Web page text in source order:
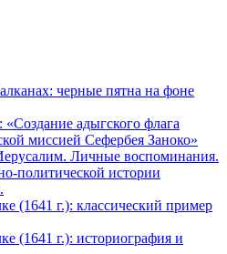
черные пятна на фоне
адыгского флага
миссией Сефербея Заноко»
Личные воспоминания.
политической истории
(1641 г.): классический пример
(1641 г.): историография и